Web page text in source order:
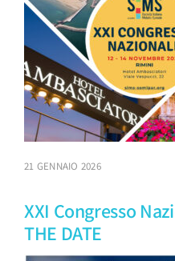
XXI Congresso
THE DATE
21 GENNAIO 2026